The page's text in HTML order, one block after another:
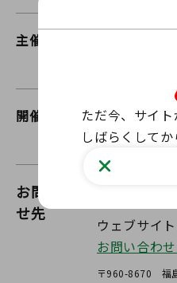
主催等
開催期間
2026/07/01
2026/07/31
お問い合わ
せ先
ウェブサイ
お問い合わ
〒960-8670 福
ただ今、サイト
しばらくしてか